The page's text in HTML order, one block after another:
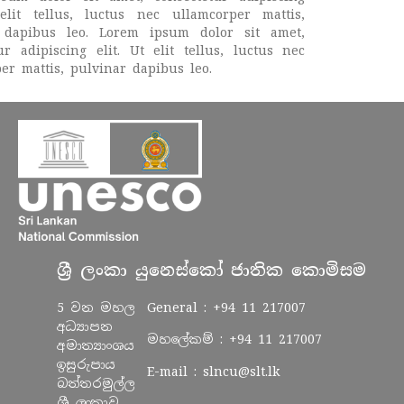
tellus, luctus nec ullamcorper mattis,
leo. Lorem ipsum dolor sit amet,
adipiscing elit. Ut elit tellus, luctus nec
mattis, pulvinar dapibus leo.
ශ්‍රී ලංකා යුනෙස්කෝ ජාතික කොමිසම
5 වන මහල
අධ්‍යාපන
අමාත්‍යාංශය
ඉසුරුපාය
බත්තරමුල්ල
General : +94 11 217007
මහලේකම් : +94 11 217007
E-mail : slncu@slt.lk